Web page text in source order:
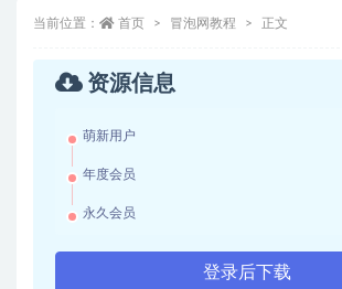
当前位置： 首页 冒泡网教程 正文
资源信息
萌新用户
年度会员
永久会员
登录后下载